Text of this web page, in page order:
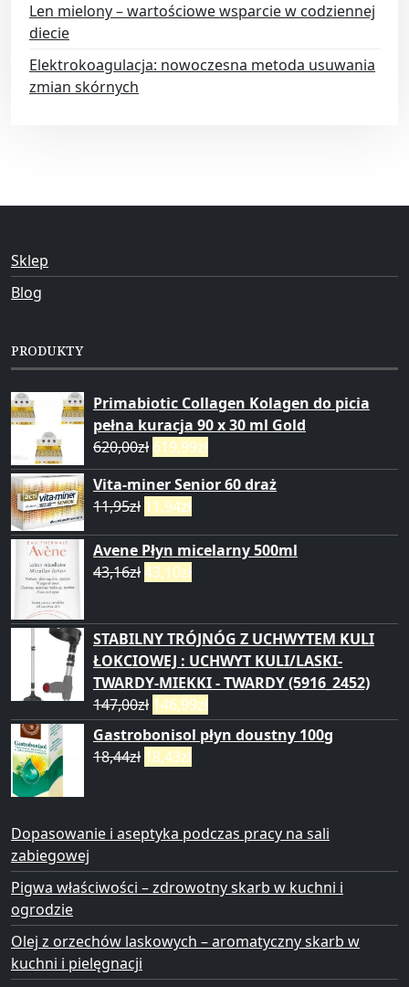
Len mielony – wartościowe wsparcie w codziennej
diecie
Elektrokoagulacja: nowoczesna metoda usuwania
zmian skórnych
Sklep
Blog
PRODUKTY
Primabiotic Collagen Kolagen do picia
pełna kuracja 90 x 30 ml Gold
620,00zł 619,99zł
Vita-miner Senior 60 draż
11,95zł 11,94zł
Avene Płyn micelarny 500ml
43,16zł43,10zł
STABILNY TRÓJNÓG Z UCHWYTEM KULI
ŁOKCIOWEJ : UCHWYT KULI/LASKI-
TWARDY-MIEKKI - TWARDY (5916_2452)
147,00zł 146,99zł
Gastrobonisol płyn doustny 100g
18,44zł 18,43zł
Dopasowanie i aseptyka podczas pracy na sali
zabiegowej
Pigwa właściwości – zdrowotny skarb w kuchni i
ogrodzie
Olej z orzechów laskowych – aromatyczny skarb w
kuchni i pielęgnacji